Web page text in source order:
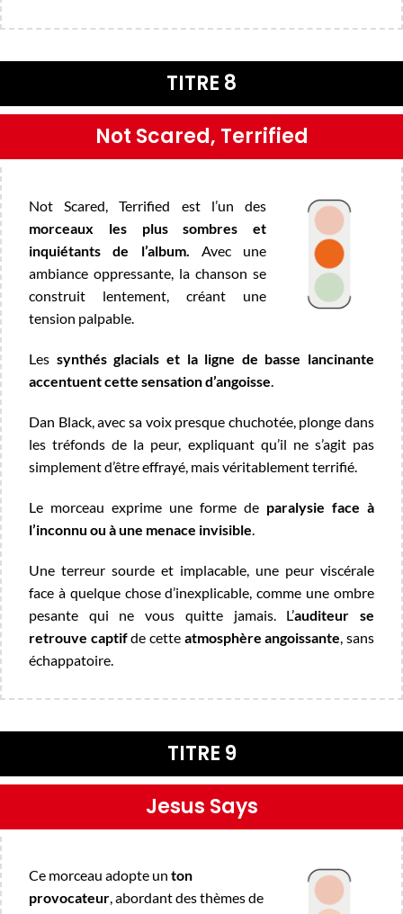
TITRE 8
Not Scared, Terrified
Not Scared, Terrified est l’un des
morceaux les plus sombres et
inquiétants de l’album.
Avec une
ambiance oppressante, la chanson se
construit lentement, créant une
tension palpable.
Les synthés glacials et la ligne de basse lancinante
accentuent cette sensation d’angoisse.
Dan Black, avec sa voix presque chuchotée, plonge dans
les tréfonds de la peur, expliquant qu’il ne s’agit pas
simplement d’être effrayé, mais véritablement terrifié.
Le morceau exprime une forme de paralysie face à
l’inconnu ou à une menace invisible.
Une terreur sourde et implacable, une peur viscérale
face à quelque chose d’inexplicable, comme une ombre
pesante qui ne vous quitte jamais. L’auditeur se
retrouve captifde cette atmosphère angoissante, sans
échappatoire.
TITRE 9
Jesus Says
Ce morceau adopte un ton
provocateur, abordant des thèmes de